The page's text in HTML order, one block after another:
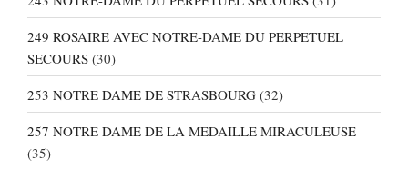
249 ROSAIRE AVEC NOTRE-DAME DU PERPETUEL
SECOURS (30)
253 NOTRE DAME DE STRASBOURG (32)
257 NOTRE DAME DE LA MEDAILLE MIRACULEUSE
(35)